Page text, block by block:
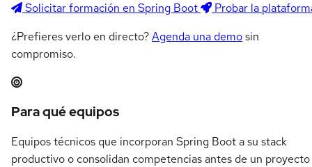
Solicitar formación en Spring Boot
Probar la
¿Prefieres verlo en directo?Agenda una demosin
compromiso.
Resumen del itinerario en Spring Boot
Para qué equipos
Equipos técnicos que incorporan Spring Boot a su stack
productivo o consolidan competencias antes de un proyecto